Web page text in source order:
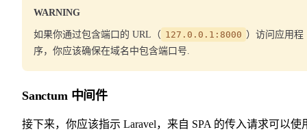
WARNING
如果你通过包含端口的 URL（ 127.0.0.1:8000 ）访问应用程
序，你应该确保在域名中包含端口号.
Sanctum 中间件
接下来，你应该指示 Laravel，来自 SPA 的传入请求可以使